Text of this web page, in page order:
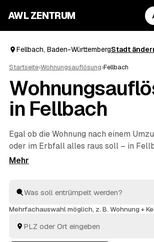
AWL ZENTRUM
Fellbach, Baden-WürttembergStadt
Startseite›Wohnungsauflösung›Fellbach
in Fellbach
Egal ob die Wohnung nach einem
oder im Erbfall alles raus soll – in
mit AWL schnell den richtigen Partner.
WaiblingenundWeinstadt. Vom
fachgerechte Entsorgung bis zur
Sie am meisten Sinn ergibt.
Mehrfachauswahl möglich, z. B. Wohnung +